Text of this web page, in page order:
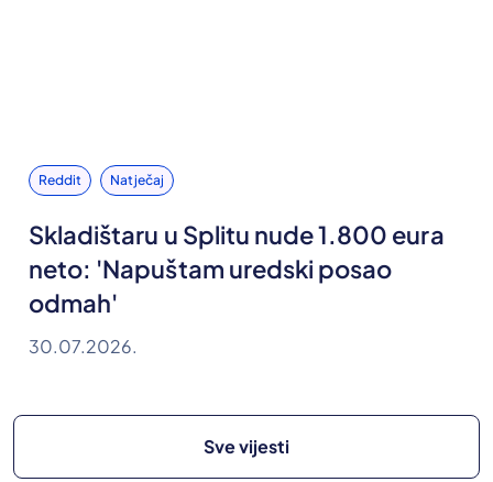
Reddit Natječaj
Skladištaru u Splitu nude 1.800 eura
neto: 'Napuštam uredski posao
odmah'
30.07.2026.
Sve vijesti